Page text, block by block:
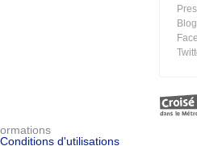
Blog
ormations
Conditions d'utilisations